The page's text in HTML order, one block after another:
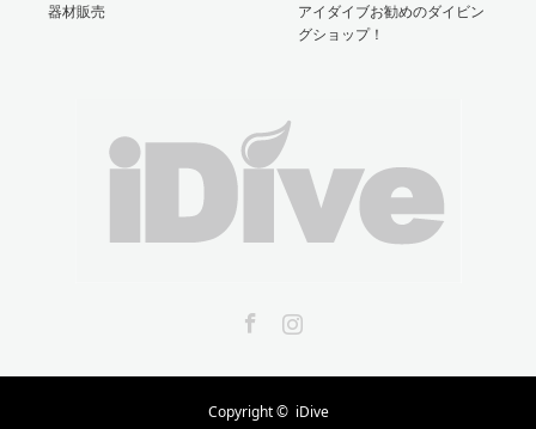
器材販売
アイダイブお勧めのダイビン
グショップ！
Copyright © iDive